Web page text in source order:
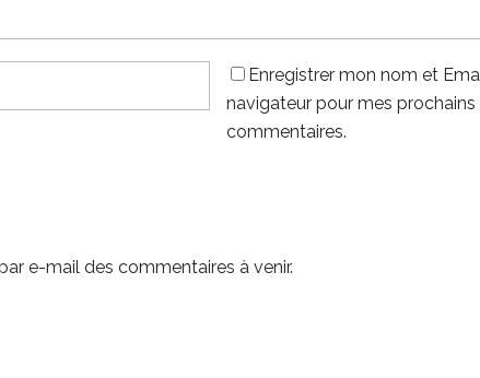
Enregistrer mon nom et
navigateur pour mes prochains
commentaires.
e-mail des commentaires à venir.